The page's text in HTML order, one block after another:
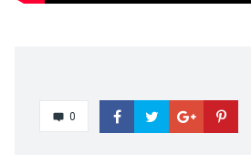
0